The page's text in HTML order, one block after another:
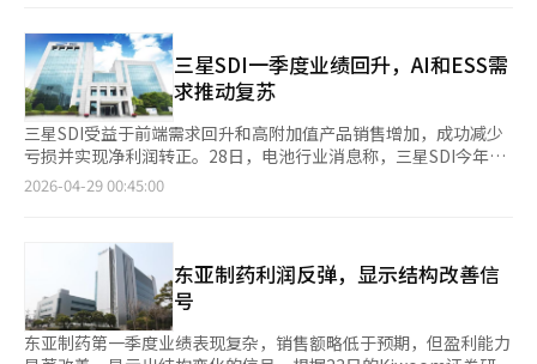
成本的可能性。除了演员表演外，背景和视觉效果均由AI实现。在
内容制作成本增加的情况下，AI制作技术能否真正改善成本结构备
受关注。CJ ENM的相关人士表示：“Tving用户和广告销售的持
续增长以及内容海外销售的良好表现实现了一季度的外形增
长。”他还表示：“在第二季度，我们将专注于通过各部门的业务
结构改善和平台竞争力的增强来最大化分销成果，并通过扩大全球
艺术家活动来恢复盈利能力。”※ 本报道经人工智能（AI）系统翻
告、商务、支付等核心业务的同时，推进Agentic AI平台转型。通
过投资组合的优化，Kakao计划将资源集中于Kakao Talk和AI的
竞争力提升。关键在于重组后的增长动力。虽然剥离子公司损失可
以短期改善盈利能力，但长期来看，Kakao Talk和AI业务需要创
造新的收入来源。Kakao能否将拥有5000万用户基础的
Messenger转型为AI代理平台，并与广告、商务、搜索、支付服务
结合，是关键所在。申钟焕表示：“2026年将进入投资组合优化
效果全面反映的阶段。今年将继续加强Kakao Talk和AI的竞争
的TalkBiz商务交易额为2.9万亿韩元，同比增长10%。Kakao表
示，生鲜食品和家电产品的强化以及个性化推荐功能的提升推动了
交易额的增长。特别是在3月举行的“Kakao购物节”中，
TalkStore交易额增长18%，礼物中的自购交易额增长53%。然
而，商务收入仅增长1%，达到2700亿韩元。移动和支付业务也继
续增长。平台其他收入同比增长30%，达到5065亿韩元。Kakao
移动在出租车、停车、物流和广告业务上连续三个季度实现双位数
增长，Kakao支付首次突破季度收入3000亿韩元。内容部门收入
同比增长11%，达到4846亿韩元。媒体部门收入同比增长23%，
达到924亿韩元。然而，故事部门收入同比下降10%，为1824亿韩
元。今年第一季度营业费用为1.7307万亿韩元，同比增长7%，显
示出盈利能力的改善。Kakao表示，通常第一季度是季节性淡季，
但由于核心业务结构调整和成本效率的影响，营业利润增长66%，
营业利润率达到11%。此外，Kakao从本次业绩开始，将Kakao游
目完工的基数效应。然而，通过集中于核心业务和改善成本率，营
业利润有所增加，营业利润率达到3.3%，同比上升1.3个百分点。
季度数据显示，去年第一季度销售额为6536亿韩元，第二季度为
7376亿韩元，第三季度为7040亿韩元，第四季度为6106亿韩元，
今年第一季度降至5218亿韩元。营业利润去年第一季度为130亿韩
元，第二季度为829亿韩元，第三季度为189亿韩元，第四季度亏
损404亿韩元，今年第一季度恢复至172亿韩元。新订单方面，第
一季度总订单额为4768亿韩元，其中建筑与开发部门为4604亿韩
发项目和汝矣岛eDC二期项目，分别为3119亿韩元和1009亿韩
元。春川污水处理厂合同增加部分141亿韩元也计入订单业绩。韩
华建设部门今年的总新订单目标为3.1万亿韩元，建筑与开发部门
目标为2.3万亿韩元，基础设施部门目标为8000亿韩元。建筑与开
发部门的核心是重建与再开发项目，城市整备项目目标为1.2万亿
韩元，住宅项目目标为9000亿韩元，数据中心领域目标为3000亿
三星SDI一季度业绩回升，AI和ESS需
求推动复苏
三星SDI受益于前端需求回升和高附加值产品销售增加，成功减少
亏损并实现净利润转正。28日，电池行业消息称，三星SDI今年一
季度合并销售额为3.5764万亿韩元，营业亏损为1556亿韩元。销
营业亏损为1766亿韩元。得益于电力储能系统（ESS）、不间断电
源（UPS）等市场需求回升，销售额增加，盈利能力改善。特别是
美国本地ESS生产扩张带来的税收优惠和高附加值圆柱形电池销售
良好，推动了亏损减少。电子材料业务销售额为2220亿韩元，营
业利润为210亿韩元，保持盈利。半导体材料销售稳定，主要客户
2026-04-29 00:45:00
东亚制药利润反弹，显示结构改善信
号
东亚制药第一季度业绩表现复杂，销售额略低于预期，但盈利能力